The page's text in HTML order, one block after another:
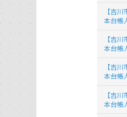
【吉
本台帳
【吉
本台帳
【吉
本台帳
【吉
本台帳